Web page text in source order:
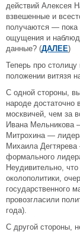
действий Алексея
взвешенные и
получаются — пока
ощущения и
данные? (ДАЛЕЕ)
Теперь про
положении витязя
С одной стороны,
народе достаточно
москвичей, чем за
Ивана Мельникова
Митрохина —
Михаила
формального
Неудивительно,
околополитики,
государственного
провозгласили
года).
С другой стороны,